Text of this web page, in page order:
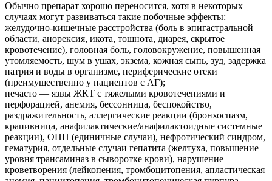
Обычно препарат хорошо переносится, хотя в некоторых
случаях могут развиваться такие побочные эффекты:
желудочно-кишечные расстройства (боль в эпигастральной
области, анорексия, икота, тошнота, диарея, скрытое
кровотечение), головная боль, головокружение, повышенная
утомляемость, шум в ушах, экзема, кожная сыпь, зуд, задержка
натрия и воды в организме, периферические отеки
(преимущественно у пациентов с АГ);
нечасто — язвы ЖКТ с тяжелыми кровотечениями и
перфорацией, анемия, бессонница, беспокойство,
раздражительность, аллергические реакции (бронхоспазм,
крапивница, анафилактические/анафилактоидные системные
реакции), ОПН (единичные случаи), нефротический синдром,
гематурия, отдельные случаи гепатита (желтуха, повышение
уровня трансаминаз в сыворотке крови), нарушение
кроветворения (лейкопения, тромбоцитопения, апластическая